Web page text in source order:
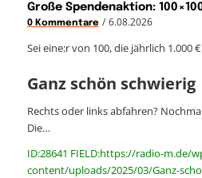
Große Spendenaktion:
0 Kommentare / 6.08.2026
Sei eine:r von 100, die jährlich 1.000
Ganz schön schwierig
Rechts oder links abfahren?
Die…
ID:28641 FIELD:https://radio-m.de/
content/uploads/2025/03/Ganz-